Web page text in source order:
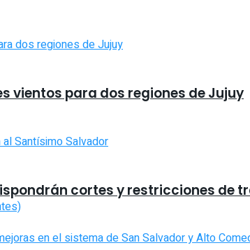
vientos para dos regiones de Jujuy
cortes y restricciones de